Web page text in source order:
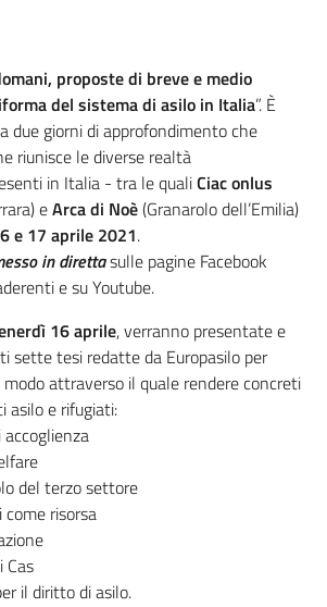
proposte di breve e medio
del sistema di asilo in Italia”. È
due giorni di approfondimento che
riunisce le diverse realtà
in Italia - tra le qualiCiac onlus
eArcadi Noè(Granarolo dell’Emilia)
e 17 aprile 2021.
in direttasulle pagine Facebook
e su Youtube.
16 aprile, verranno presentate e
sette tesi redatte da Europasilo per
attraverso il quale rendere concreti
asilo e rifugiati:
del terzo settore
risorsa
Cas
il diritto di asilo.